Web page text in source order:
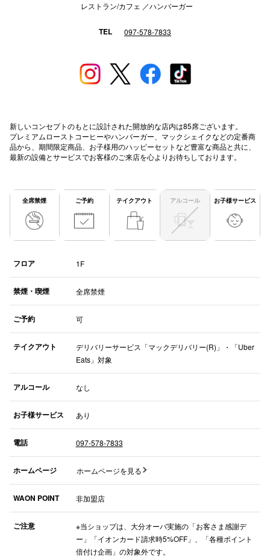
レストラン/カフェ ／ハンバーガー
TEL 097-578-7833
新しいコンセプトのもとに設計された開放的な店内は85席ございます。
プレミアムローストコーヒーやハンバーガー、マックシェイクなどの定番商
品から、期間限定商品、お子様用のハッピーセットなど豊富な商品と共に、
最新の設備とサービスでお客様のご来店を心よりお待ちしております。
全席禁煙 ご予約 テイクアウト アルコール お子様サービス
フロア 1F
禁煙・喫煙 全席禁煙
ご予約 可
テイクアウト
デリバリーサービス「マックデリバリー(R)」・「Uber
Eats」対象
アルコール なし
お子様サービス あり
電話 097-578-7833
ホームページ ホームページを見る
WAON POINT 非加盟店
ご注意
※当ショップは、大分オーパ実施の「お客さま感謝デ
ー」「イオンカード請求時5%OFF」、「各種ポイント
倍付け企画」の対象外です。
仙台フォ